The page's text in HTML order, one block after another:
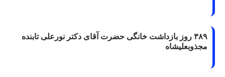
۳۸۹ روز بازداشت خانگی حضرت آقای دکتر نورعلی تابنده
مجذوبعلیشاه